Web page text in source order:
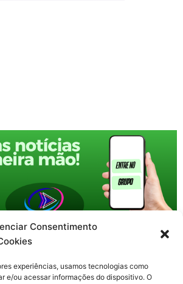
Consentimento
experiências, usamos tecnologias como
e/ou acessar informações do dispositivo. O